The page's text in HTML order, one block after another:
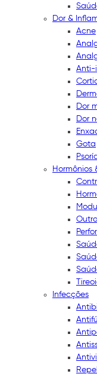
Dor &
Acne
Anti-
Dor
Dor
Gota
Hormônios
Infecções